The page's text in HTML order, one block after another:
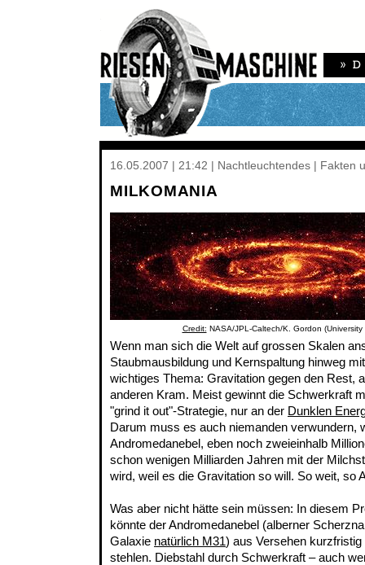
16.05.2007 | 21:42 | Nachtleuchtendes | Fakten
MILKOMANIA
Credit: NASA/JPL-Caltech/K. Gordon (University
Wenn man sich die Welt auf grossen Skalen
Staubmausbildung und Kernspaltung hinweg
wichtiges Thema: Gravitation gegen den Rest,
anderen Kram. Meist gewinnt die Schwerkraft
"grind it out"-Strategie, nur an der Dunklen
Darum muss es auch niemanden verwundern,
Andromedanebel, eben noch zweieinhalb
schon wenigen Milliarden Jahren mit der
wird, weil es die Gravitation so will. So weit, so
Was aber nicht hätte sein müssen: In diesem
könnte der Andromedanebel (alberner
Galaxie natürlich M31) aus Versehen
stehlen. Diebstahl durch Schwerkraft – auch